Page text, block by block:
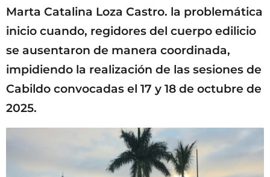
Marta Catalina Loza Castro. la problemática
inicio cuando, regidores del cuerpo edilicio
se ausentaron de manera coordinada,
impidiendo la realización de las sesiones de
Cabildo convocadas el 17 y 18 de octubre de
2025.